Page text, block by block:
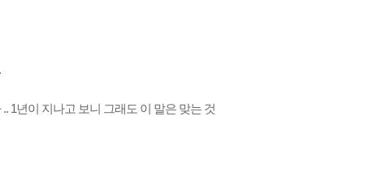
1년이 지나고 보니 그래도 이 말은 맞는 것